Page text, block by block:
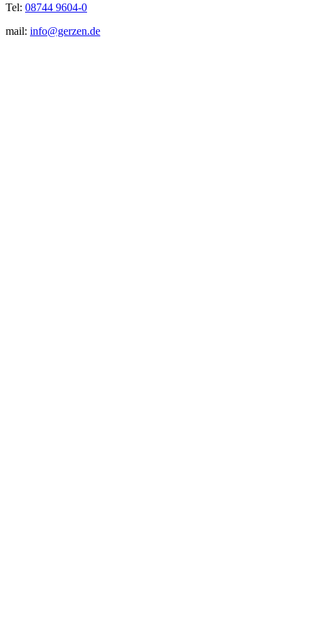
Tel: 08744 9604-0
mail: info@gerzen.de